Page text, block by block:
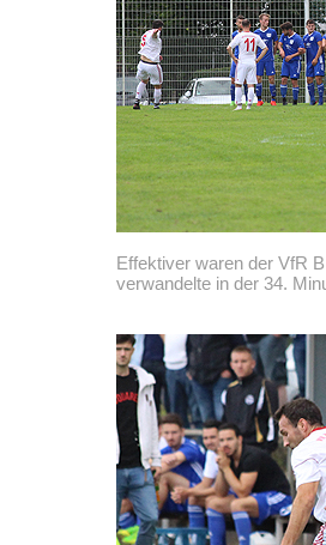
Effektiver waren der VfR
verwandelte in der 34.